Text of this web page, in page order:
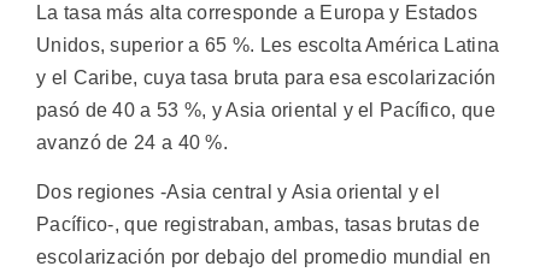
La tasa más alta corresponde a Europa y Estados
Unidos, superior a 65 %. Les escolta América Latina
y el Caribe, cuya tasa bruta para esa escolarización
pasó de 40 a 53 %, y Asia oriental y el Pacífico, que
avanzó de 24 a 40 %.
Dos regiones -Asia central y Asia oriental y el
Pacífico-, que registraban, ambas, tasas brutas de
escolarización por debajo del promedio mundial en